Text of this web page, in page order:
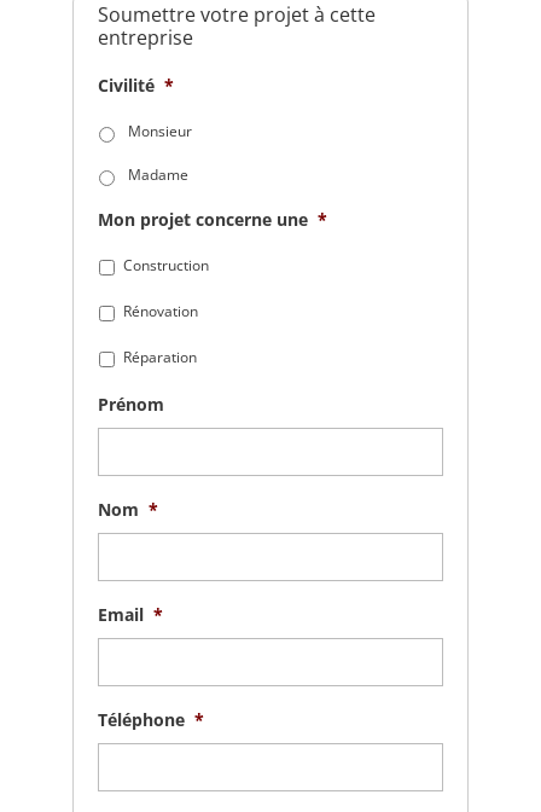
Soumettre votre projet à cette
entreprise
Civilité *
Monsieur
Madame
Mon projet concerne une *
Construction
Rénovation
Réparation
Prénom
Nom *
Email *
Téléphone *